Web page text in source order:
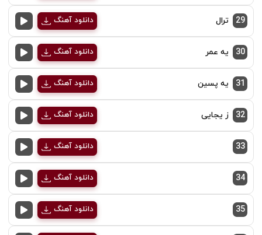
29 ترال دانلود آهنگ
30 یه عمر دانلود آهنگ
31 یه پسین دانلود آهنگ
32 ز یجایی دانلود آهنگ
33 دانلود آهنگ
34 دانلود آهنگ
35 دانلود آهنگ